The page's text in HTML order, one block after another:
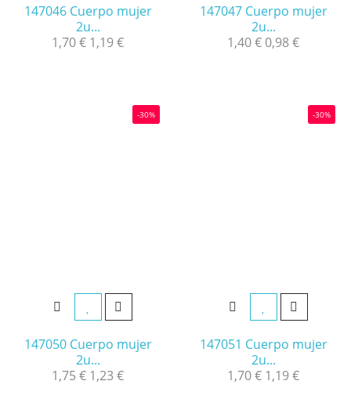
147046 Cuerpo mujer
2u...
1,70 € 1,19 €
147047 Cuerpo mujer
2u...
1,40 € 0,98 €
-30%
147050 Cuerpo mujer
2u...
1,75 € 1,23 €
-30%
147051 Cuerpo mujer
2u...
1,70 € 1,19 €